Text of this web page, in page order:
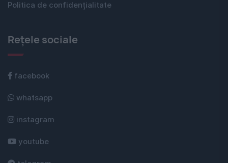
Politica de confidențialitate
Rețele sociale
facebook
whatsapp
instagram
youtube